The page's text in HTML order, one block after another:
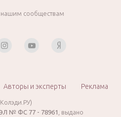
нашим сообществам
Авторы и эксперты Реклама
№ ФС 77 - 78961
, выдано